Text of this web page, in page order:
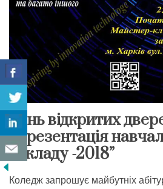
День відкритих
“Презентація
закладу -2018”
Коледж запрошує майбутніх